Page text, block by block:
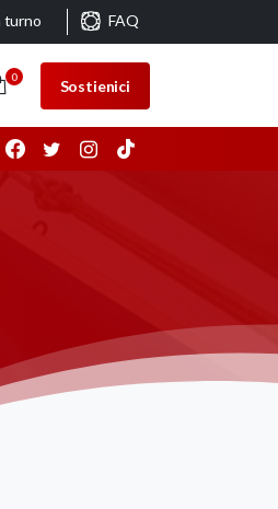
turno FAQ
0 Sostienici